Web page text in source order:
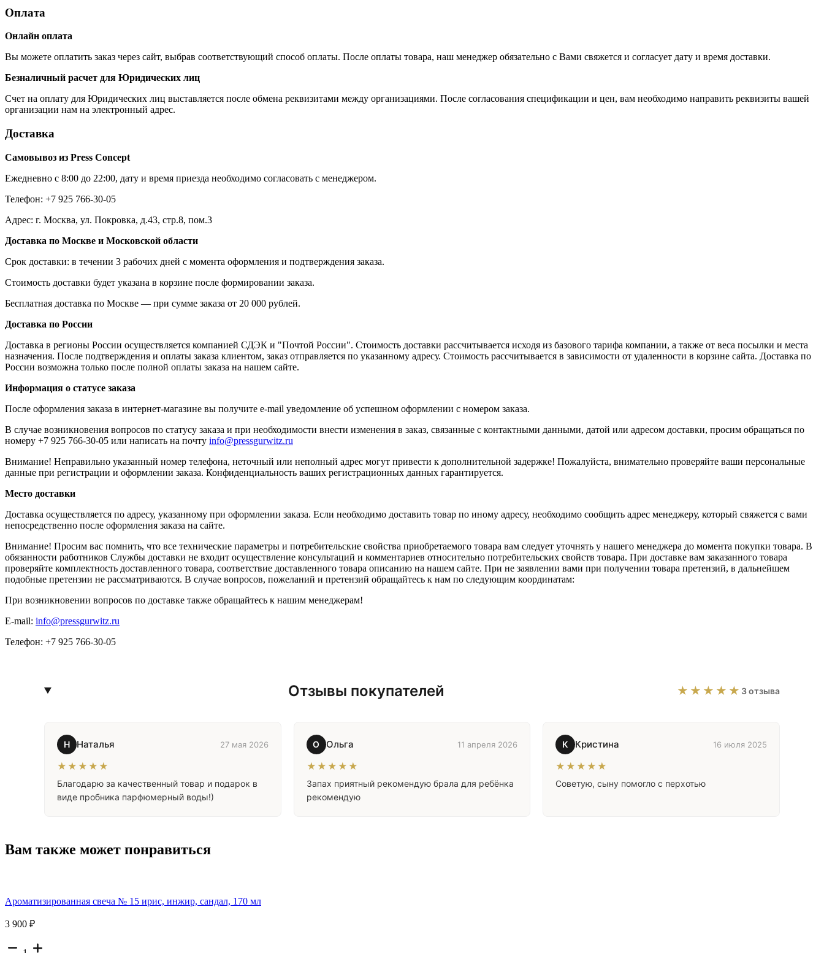
Оплата
Онлайн оплата
Вы можете оплатить заказ через сайт, выбрав соответствующий способ оплаты. После оплаты товара, наш менеджер обязательно с Вами свяжется и согласует дату и время доставки.
Безналичный расчет для Юридических лиц
Счет на оплату для Юридических лиц выставляется после обмена реквизитами между организациями. После согласования спецификации и цен, вам необходимо направить реквизиты вашей
организации нам на электронный адрес.
Доставка
Самовывоз из Press Concept
Ежедневно с 8:00 до 22:00, дату и время приезда необходимо согласовать с менеджером.
Телефон: +7 925 766-30-05
Адрес: г. Москва, ул. Покровка, д.43, стр.8, пом.3
Доставка по Москве и Московской области
Срок доставки: в течении 3 рабочих дней с момента оформления и подтверждения заказа.
Стоимость доставки будет указана в корзине после формировании заказа.
Бесплатная доставка по Москве — при сумме заказа от 20 000 рублей.
Доставка по России
Доставка в регионы России осуществляется компанией СДЭК и "Почтой России". Стоимость доставки рассчитывается исходя из базового тарифа компании, а также от веса посылки и места
назначения. После подтверждения и оплаты заказа клиентом, заказ отправляется по указанному адресу. Стоимость рассчитывается в зависимости от удаленности в корзине сайта. Доставка по
России возможна только после полной оплаты заказа на нашем сайте.
Информация о статусе заказа
После оформления заказа в интернет-магазине вы получите e-mail уведомление об успешном оформлении с номером заказа.
В случае возникновения вопросов по статусу заказа и при необходимости внести изменения в заказ, связанные с контактными данными, датой или адресом доставки, просим обращаться по
номеру +7 925 766-30-05 или написать на почту info@pressgurwitz.ru
Внимание! Неправильно указанный номер телефона, неточный или неполный адрес могут привести к дополнительной задержке! Пожалуйста, внимательно проверяйте ваши персональные
данные при регистрации и оформлении заказа. Конфиденциальность ваших регистрационных данных гарантируется.
Место доставки
Доставка осуществляется по адресу, указанному при оформлении заказа. Если необходимо доставить товар по иному адресу, необходимо сообщить адрес менеджеру, который свяжется с вами
непосредственно после оформления заказа на сайте.
Внимание! Просим вас помнить, что все технические параметры и потребительские свойства приобретаемого товара вам следует уточнять у нашего менеджера до момента покупки товара. В
обязанности работников Службы доставки не входит осуществление консультаций и комментариев относительно потребительских свойств товара. При доставке вам заказанного товара
проверяйте комплектность доставленного товара, соответствие доставленного товара описанию на нашем сайте. При не заявлении вами при получении товара претензий, в дальнейшем
подобные претензии не рассматриваются. В случае вопросов, пожеланий и претензий обращайтесь к нам по следующим координатам:
При возникновении вопросов по доставке также обращайтесь к нашим менеджерам!
E-mail: info@pressgurwitz.ru
Телефон: +7 925 766-30-05
Отзывы покупателей ★★★★★ 3 отзыва
Н Наталья 27 мая 2026
★★★★★
Благодарю за качественный товар и подарок в
виде пробника парфюмерный воды!)
О Ольга 11 апреля 2026
★★★★★
Запах приятный рекомендую брала для ребёнка
рекомендую
К Кристина 16 июля 2025
★★★★★
Советую, сыну помогло с перхотью
Вам также может понравиться
Ароматизированная свеча № 15 ирис, инжир, сандал, 170 мл
3 900 ₽